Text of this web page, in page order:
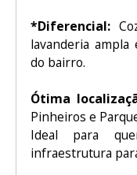
*Diferencial:
lavanderia
do bairro.
Ótima
Pinheiros e
Ideal para
infraestrutura